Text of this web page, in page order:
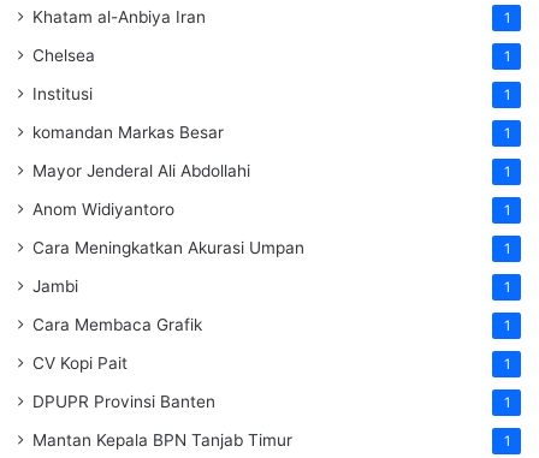
Khatam al-Anbiya Iran 1
Chelsea 1
Institusi 1
komandan Markas Besar 1
Mayor Jenderal Ali Abdollahi 1
Anom Widiyantoro 1
Cara Meningkatkan Akurasi Umpan 1
Jambi 1
Cara Membaca Grafik 1
CV Kopi Pait 1
DPUPR Provinsi Banten 1
Mantan Kepala BPN Tanjab Timur 1